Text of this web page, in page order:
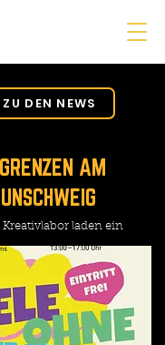
DEN NEWS
AM
laden ein